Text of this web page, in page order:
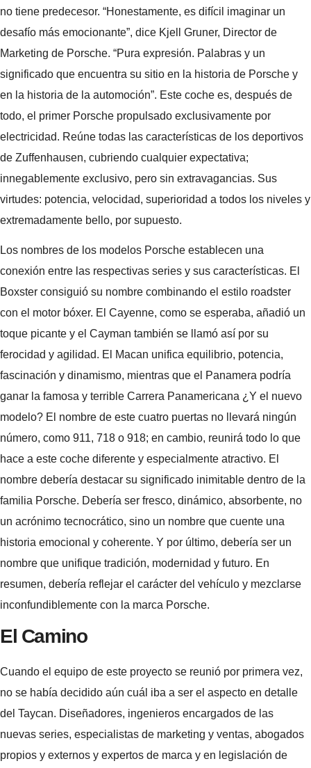
no tiene predecesor. “Honestamente, es difícil imaginar un
desafío más emocionante”, dice Kjell Gruner, Director de
Marketing de Porsche. “Pura expresión. Palabras y un
significado que encuentra su sitio en la historia de Porsche y
en la historia de la automoción”. Este coche es, después de
todo, el primer Porsche propulsado exclusivamente por
electricidad. Reúne todas las características de los deportivos
de Zuffenhausen, cubriendo cualquier expectativa;
innegablemente exclusivo, pero sin extravagancias. Sus
virtudes: potencia, velocidad, superioridad a todos los niveles y
extremadamente bello, por supuesto.
Los nombres de los modelos Porsche establecen una
conexión entre las respectivas series y sus características. El
Boxster consiguió su nombre combinando el estilo roadster
con el motor bóxer. El Cayenne, como se esperaba, añadió un
toque picante y el Cayman también se llamó así por su
ferocidad y agilidad. El Macan unifica equilibrio, potencia,
fascinación y dinamismo, mientras que el Panamera podría
ganar la famosa y terrible Carrera Panamericana ¿Y el nuevo
modelo? El nombre de este cuatro puertas no llevará ningún
número, como 911, 718 o 918; en cambio, reunirá todo lo que
hace a este coche diferente y especialmente atractivo. El
nombre debería destacar su significado inimitable dentro de la
familia Porsche. Debería ser fresco, dinámico, absorbente, no
un acrónimo tecnocrático, sino un nombre que cuente una
historia emocional y coherente. Y por último, debería ser un
nombre que unifique tradición, modernidad y futuro. En
resumen, debería reflejar el carácter del vehículo y mezclarse
inconfundiblemente con la marca Porsche.
El Camino
Cuando el equipo de este proyecto se reunió por primera vez,
no se había decidido aún cuál iba a ser el aspecto en detalle
del Taycan. Diseñadores, ingenieros encargados de las
nuevas series, especialistas de marketing y ventas, abogados
propios y externos y expertos de marca y en legislación de